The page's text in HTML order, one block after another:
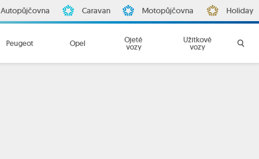
Autopůjčovna Caravan Motopůjčovna Holiday
Peugeot Opel
Ojeté
vozy
Užitkové
vozy